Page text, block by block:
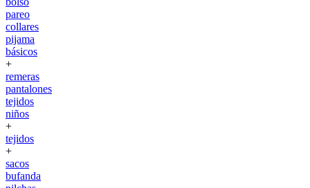
pareo
collares
pijama
básicos
+
remeras
pantalones
tejidos
niños
+
tejidos
+
sacos
bufanda